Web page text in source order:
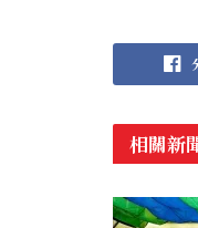
相關新